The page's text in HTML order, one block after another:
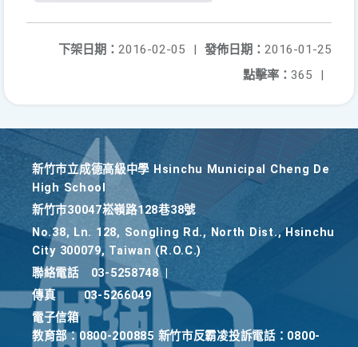
發佈日期： 2016-01-25
下架日期： 2016-02-05
|
點擊率： 365 |
新竹巿立成德高級中學 Hsinchu Municipal Cheng De
High School
新竹巿30047崧嶺路128巷38號
No.38, Ln. 128, Songling Rd., North Dist., Hsinchu
City 300079, Taiwan (R.O.C.)
聯絡電話
03-5258748
傳真
03-5266049
電子信箱
教育部：0800-200885 新竹市反霸凌投訴電話：0800-